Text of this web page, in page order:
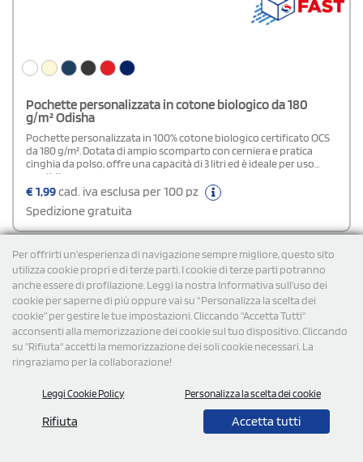
Per offrirti un'esperienza di navigazione sempre migliore, questo sito
utilizza cookie propri e di terze parti. I cookie di terze parti potranno
anche essere di profilazione. Leggi la nostra Informativa sull’uso dei
cookie per saperne di più oppure vai su “Personalizza la scelta dei
cookie” per gestire le tue impostazioni. Cliccando "Accetta Tutti"
acconsenti alla memorizzazione dei cookie sul tuo dispositivo. Cliccando
su "Rifiuta" accetti la memorizzazione dei soli cookie necessari. La
ringraziamo per la collaborazione!
Leggi Cookie Policy Personalizza la scelta dei cookie
Rifiuta Accetta tutti
Pochette personalizzata in cotone biologico da 180
g/m² Odisha
Pochette personalizzata in 100% cotone biologico certificato OCS
da 180 g/m². Dotata di ampio scomparto con cerniera e pratica
cinghia da polso, offre una capacità di 3 litri ed è ideale per uso
quotidiano.
€1,99cad. iva esclusa per 100 pz
Spedizione gratuita